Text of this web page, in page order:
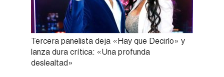
Tercera panelista deja «Hay que Decirlo» y
lanza dura crítica: «Una profunda
deslealtad»